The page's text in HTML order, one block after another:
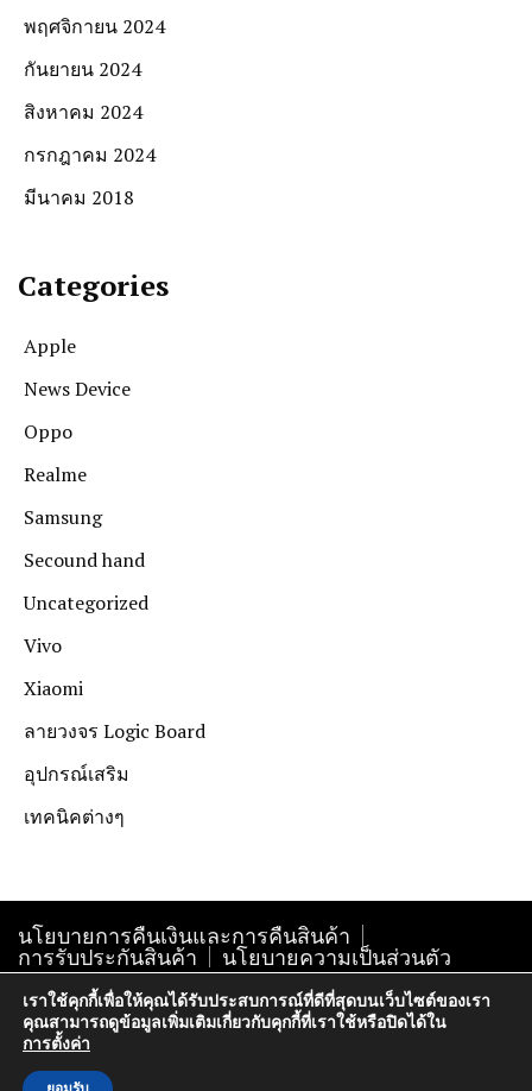
พฤศจิกายน 2024
กันยายน 2024
สิงหาคม 2024
กรกฎาคม 2024
มีนาคม 2018
Categories
Apple
News Device
Oppo
Realme
Samsung
Secound hand
Uncategorized
Vivo
Xiaomi
ลายวงจร Logic Board
อุปกรณ์เสริม
เทคนิคต่างๆ
นโยบายการคืนเงินและการคืนสินค้า
การรับประกันสินค้า นโยบายความเป็นส่วนตัว
Copyright@krokphra-it.com2005
เราใช้คุกกี้เพื่อให้คุณได้รับประสบการณ์ที่ดีที่สุดบนเว็บไซต์ของเรา
คุณสามารถดูข้อมูลเพิ่มเติมเกี่ยวกับคุกกี้ที่เราใช้หรือปิดได้ใน
การตั้งค่า